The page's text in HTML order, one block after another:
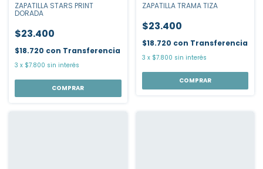
ZAPATILLA STARS PRINT
DORADA
$23.400
$18.720 con Transferencia
3 x $7.800 sin interés
COMPRAR
ZAPATILLA TRAMA TIZA
$23.400
$18.720 con Transferencia
3 x $7.800 sin interés
COMPRAR